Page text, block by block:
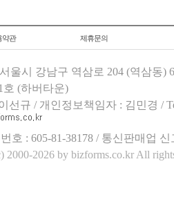
약관 제휴문의
울시 강남구 역삼로 204 (역삼동)
호 (하버타운)
선규 / 개인정보책임자 : 김민경 /
호 : 605-81-38178 / 통신판매업
2000-2026 by bizforms.co.kr All